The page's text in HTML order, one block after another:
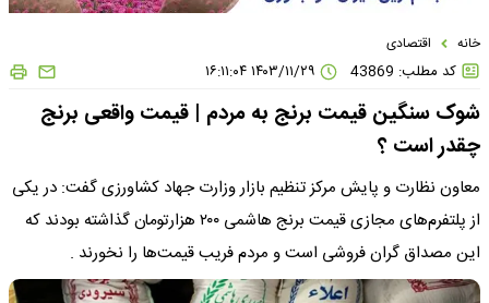
خانه اقتصادی
کد مطلب: 43869
شوک سنگین قیمت برنج به مردم | قیمت واقعی برنج
چقدر است ؟
معاون نظارت و پایش مرکز تنظیم بازار وزارت جهاد کشاورزی گفت: در یکی
از پلتفرم‌های مجازی قیمت برنج هاشمی ۲۰۰ هزارتومان گذاشته بودند که
این مصداق گران فروشی است و مردم فریب قیمت‌ها را نخورند .